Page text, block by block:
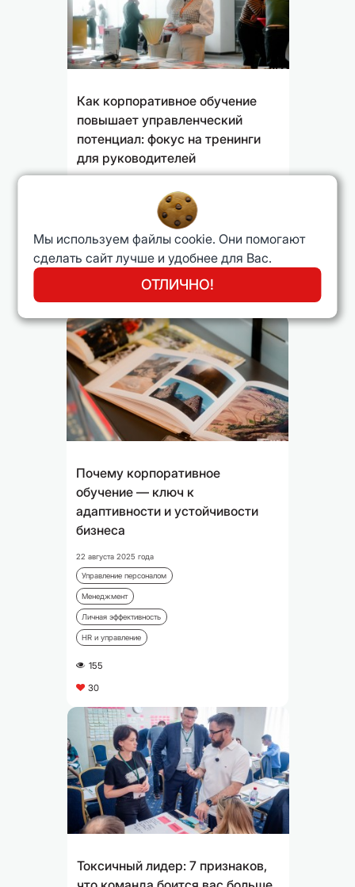
Как корпоративное обучение
повышает управленческий
потенциал: фокус на тренинги
для руководителей
Управление персоналом
HR и управление
Почему корпоративное
обучение — ключ к
адаптивности и устойчивости
бизнеса
22 августа 2025 года
Управление персоналом
Менеджмент
Личная эффективность
HR и управление
A 155
C 30
Токсичный лидер: 7 признаков,
Мы используем файлы cookie. Они помогают
сделать сайт лучше и удобнее для Вас.
ОТЛИЧНО!